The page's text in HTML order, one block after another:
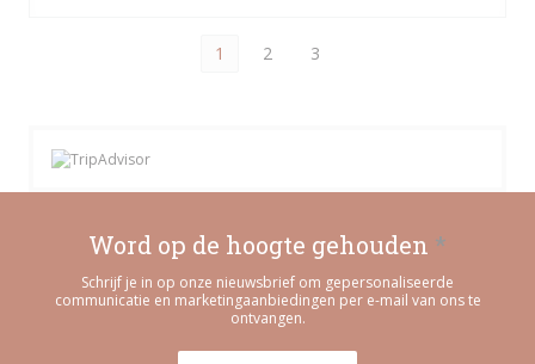
1 2 3
Word op de hoogte gehouden *
Schrijf je in op onze nieuwsbrief om gepersonaliseerde
communicatie en marketingaanbiedingen per e-mail van ons te
ontvangen.